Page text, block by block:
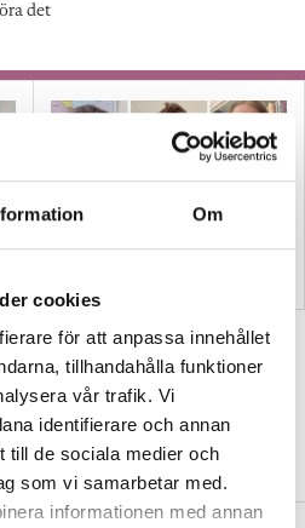
Om
cookies
för att anpassa innehållet
tillhandahålla funktioner
vår trafik. Vi
identifierare och annan
till de sociala medier och
som vi samarbetar med.
informationen med annan
det
motvilja
så mycket.